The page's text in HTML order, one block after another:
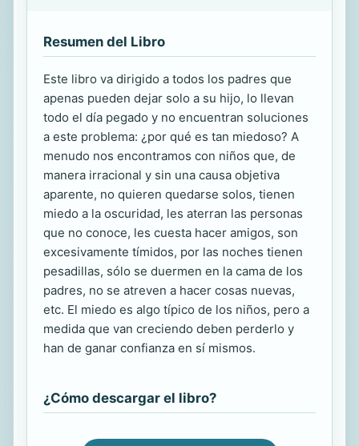
Resumen del Libro
Este libro va dirigido a todos los padres que
apenas pueden dejar solo a su hijo, lo llevan
todo el día pegado y no encuentran soluciones
a este problema: ¿por qué es tan miedoso? A
menudo nos encontramos con niños que, de
manera irracional y sin una causa objetiva
aparente, no quieren quedarse solos, tienen
miedo a la oscuridad, les aterran las personas
que no conoce, les cuesta hacer amigos, son
excesivamente tímidos, por las noches tienen
pesadillas, sólo se duermen en la cama de los
padres, no se atreven a hacer cosas nuevas,
etc. El miedo es algo típico de los niños, pero a
medida que van creciendo deben perderlo y
han de ganar confianza en sí mismos.
¿Cómo descargar el libro?